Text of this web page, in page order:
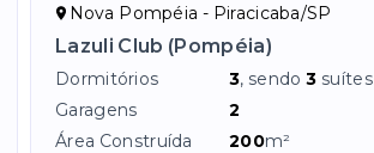
Nova Pompéia - Piracicaba/SP
Lazuli Club (Pompéia)
Dormitórios 3, sendo3 suítes
Garagens
2
Área Construída
200m²